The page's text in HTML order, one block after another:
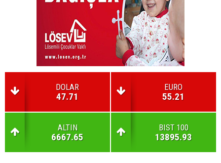
DOLAR
47.71
EURO
55.21
ALTIN
6667.65
BIST 100
13895.93